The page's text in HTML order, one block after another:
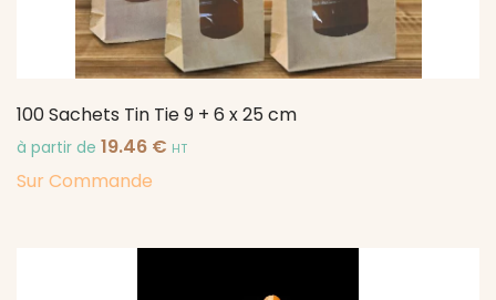
100 Sachets Tin Tie 9 + 6 x 25 cm
à partir de 19.46 € HT
Sur Commande